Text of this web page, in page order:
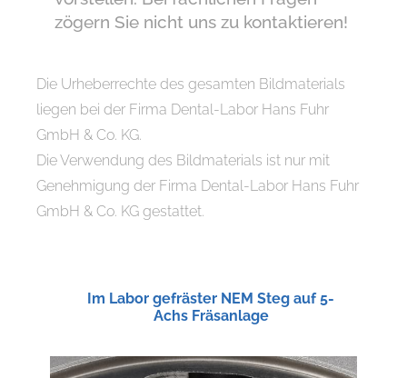
zögern Sie nicht uns zu kontaktieren!
Die Urheberrechte des gesamten Bildmaterials
liegen bei der Firma Dental-Labor Hans Fuhr
GmbH & Co. KG.
Die Verwendung des Bildmaterials ist nur mit
Genehmigung der Firma Dental-Labor Hans Fuhr
GmbH & Co. KG gestattet.
Im Labor gefräster NEM Steg auf 5-
Achs Fräsanlage